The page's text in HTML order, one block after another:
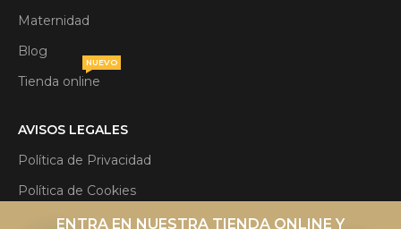
ENTRA EN NUESTRA TIENDA ONLINE Y
Maternidad
Blog
Tienda online
NUEVO
AVISOS LEGALES
Política de Privacidad
Política de Cookies
Aviso Legal